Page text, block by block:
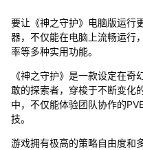
要让《神之守护》电脑版运行
器，不仅能在电脑上流畅运行
率等多种实用功能。
《神之守护》是一款设定在
敢的探索者，穿梭于不断变化
中，不仅能体验团队协作的
技。
游戏拥有极高的策略自由度和